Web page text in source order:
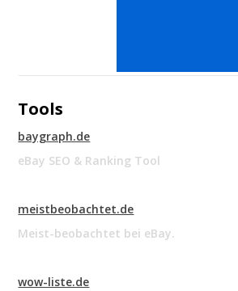
Tools
baygraph.de
eBay SEO & Ranking Tool
meistbeobachtet.de
Meist-beobachtet bei eBay.
wow-liste.de